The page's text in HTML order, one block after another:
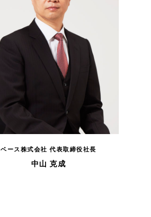
ベース株式会社 代表取締役社長
中山 克成